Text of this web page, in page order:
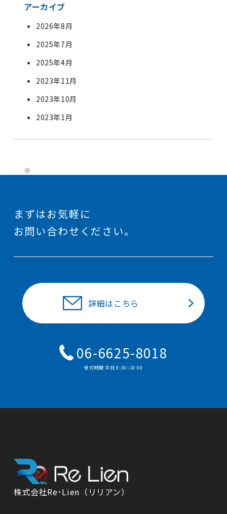
アーカイブ
2026年8月
2025年7月
2025年4月
2023年11月
2023年10月
2023年1月
まずはお気軽に
お問い合わせください。
詳細はこちら
06-6625-8018
受付時間 平⽇ 8:30~18:00
株式会社Re･Lien（リリアン）